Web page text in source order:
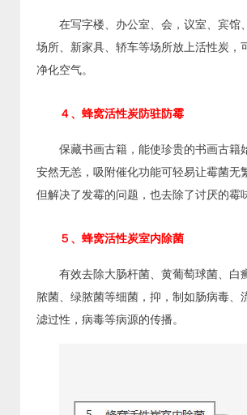
在写字楼、办公室、会，议室、宾馆
场所、新家具、轿车等场所放上活性炭，
净化空气。
４、蜂窝活性炭防驻防霉
保藏书画古籍，能使珍贵的书画古籍
安然无恙，吸附催化功能可轻易让霉菌无
但解决了发霉的问题，也去除了讨厌的霉
５、蜂窝活性炭室内除菌
有效去除大肠杆菌、黄葡萄球菌、白
脓菌、绿脓菌等细菌，抑，制如肠病毒、
滤过性，病毒等病源的传播。